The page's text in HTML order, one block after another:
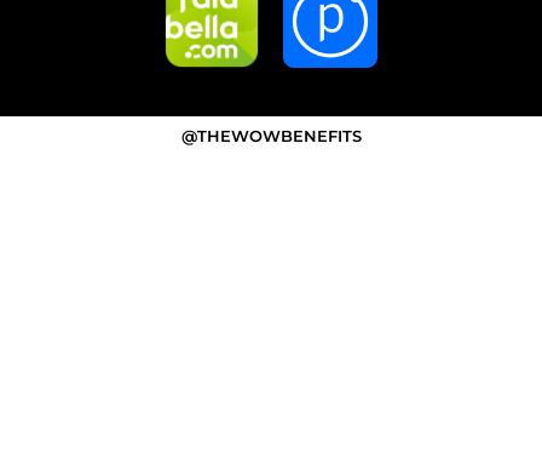
@THEWOWBENEFITS